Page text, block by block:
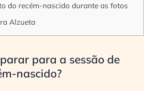
do recém-nascido durante as fotos
Alzueta
para a sessão de
nascido?